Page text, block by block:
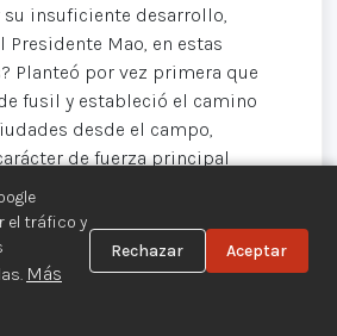
el tráfico y
Más
Rechazar Aceptar
su insuficiente desarrollo,
Presidente Mao, en estas
Planteó por vez primera que
fusil y estableció el camino
desde el campo,
de fuerza principal
en la revolución
y dirigió el
la Cosecha de Otoño, creó
de Obreros y Campesinos de
sustentándose en las